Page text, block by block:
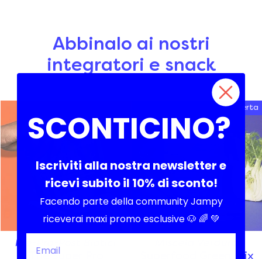
Abbinalo ai nostri
integratori e snack
Pre-Pro-Post Biotici
The Super Pro
Offerta
Superfood Green Mix
SCONTICINO?
Iscriviti alla nostra newsletter e
ricevi subito il 10% di sconto!
Facendo parte della community Jampy
riceverai maxi promo esclusive 🐶 🌈 💚